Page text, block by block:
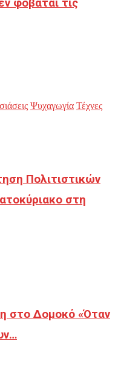
φοβάται τις
Ψυχαγωγία Τέχνες
Πολιτιστικών
στη
στο Δομοκό «Όταν